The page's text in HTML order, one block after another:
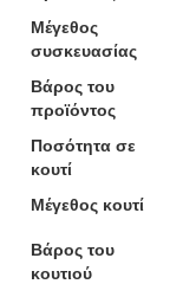
Μέγεθος
συσκευασίας
Βάρος του
προϊόντος
Ποσότητα σε
κουτί
Μέγεθος κουτί
Βάρος του
κουτιού